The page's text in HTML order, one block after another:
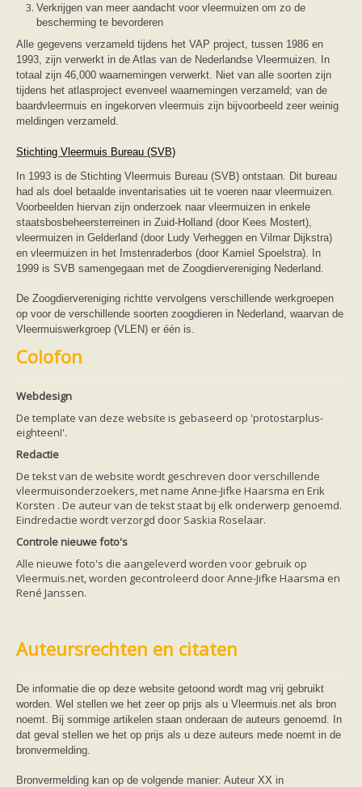
Verkrijgen van meer aandacht voor vleermuizen om zo de
bescherming te bevorderen
Alle gegevens verzameld tijdens het VAP project, tussen 1986 en
1993, zijn verwerkt in de Atlas van de Nederlandse Vleermuizen. In
totaal zijn 46,000 waarnemingen verwerkt. Niet van alle soorten zijn
tijdens het atlasproject evenveel waarnemingen verzameld; van de
baardvleermuis en ingekorven vleermuis zijn bijvoorbeeld zeer weinig
meldingen verzameld.
Stichting Vleermuis Bureau (SVB)
In 1993 is de Stichting Vleermuis Bureau (SVB) ontstaan. Dit bureau
had als doel betaalde inventarisaties uit te voeren naar vleermuizen.
Voorbeelden hiervan zijn onderzoek naar vleermuizen in enkele
staatsbosbeheersterreinen in Zuid-Holland (door Kees Mostert),
vleermuizen in Gelderland (door Ludy Verheggen en Vilmar Dijkstra)
en vleermuizen in het Imstenraderbos (door Kamiel Spoelstra). In
1999 is SVB samengegaan met de Zoogdiervereniging Nederland.
De Zoogdiervereniging richtte vervolgens verschillende werkgroepen
op voor de verschillende soorten zoogdieren in Nederland, waarvan de
Vleermuiswerkgroep (VLEN) er één is.
Colofon
Webdesign
De template van deze website is gebaseerd op 'protostarplus-
eighteenI'.
Redactie
De tekst van de website wordt geschreven door verschillende
vleermuisonderzoekers, met name Anne-Jifke Haarsma en Erik
Korsten . De auteur van de tekst staat bij elk onderwerp genoemd.
Eindredactie wordt verzorgd door Saskia Roselaar.
Controle nieuwe foto's
Alle nieuwe foto's die aangeleverd worden voor gebruik op
Vleermuis.net, worden gecontroleerd door Anne-Jifke Haarsma en
René Janssen.
Auteursrechten en citaten
De informatie die op deze website getoond wordt mag vrij gebruikt
worden. Wel stellen we het zeer op prijs als u Vleermuis.net als bron
noemt. Bij sommige artikelen staan onderaan de auteurs genoemd. In
dat geval stellen we het op prijs als u deze auteurs mede noemt in de
bronvermelding.
Bronvermelding kan op de volgende manier: Auteur XX in